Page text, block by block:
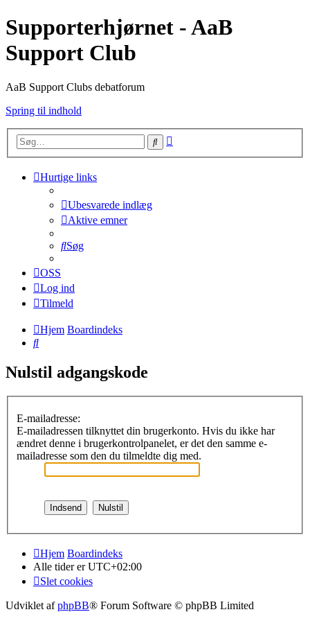
Supporterhjørnet - AaB
Support Club
AaB Support Clubs debatforum
Spring til indhold
Søg
Hurtige links
Ubesvarede indlæg
Aktive emner
Søg
OSS
Log ind
Tilmeld
Hjem Boardindeks
Søg
Nulstil adgangskode
E-mailadresse:
E-mailadressen tilknyttet din brugerkonto. Hvis du ikke har
ændret denne i brugerkontrolpanelet, er det den samme e-
mailadresse som den du tilmeldte dig med.
Hjem Boardindeks
Alle tider erUTC+02:00
Slet cookies
Udviklet afphpBB® Forum Software © phpBB Limited